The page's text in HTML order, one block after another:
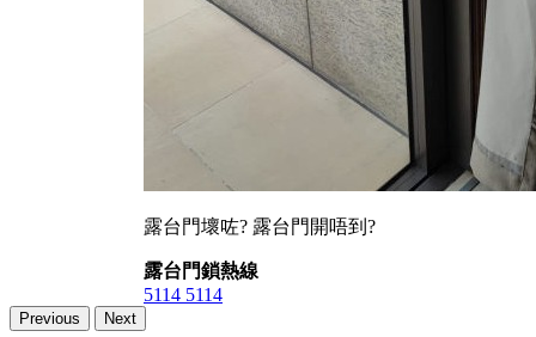
露台門壞咗? 露台門開唔到?
露台門鎖熱線
5114 5114
Previous Next